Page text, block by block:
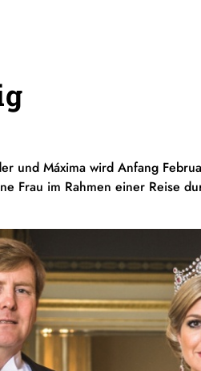
und Máxima wird Anfang
Frau im Rahmen einer Reise